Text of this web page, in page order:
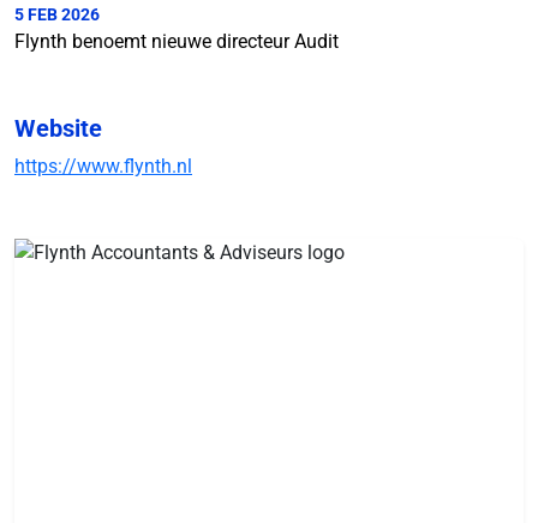
5 FEB 2026
Flynth benoemt nieuwe directeur Audit
Website
https://www.flynth.nl